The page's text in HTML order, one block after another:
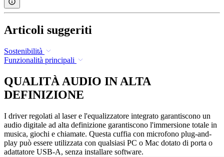
Articoli suggeriti
Sostenibilità
Funzionalità principali
QUALITÀ AUDIO IN ALTA
DEFINIZIONE
I driver regolati al laser e l'equalizzatore integrato garantiscono un
audio digitale ad alta definizione garantiscono l'immersione totale in
musica, giochi e chiamate. Questa cuffia con microfono plug-and-
play può essere utilizzata con qualsiasi PC o Mac dotato di porta o
adattatore USB-A, senza installare software.